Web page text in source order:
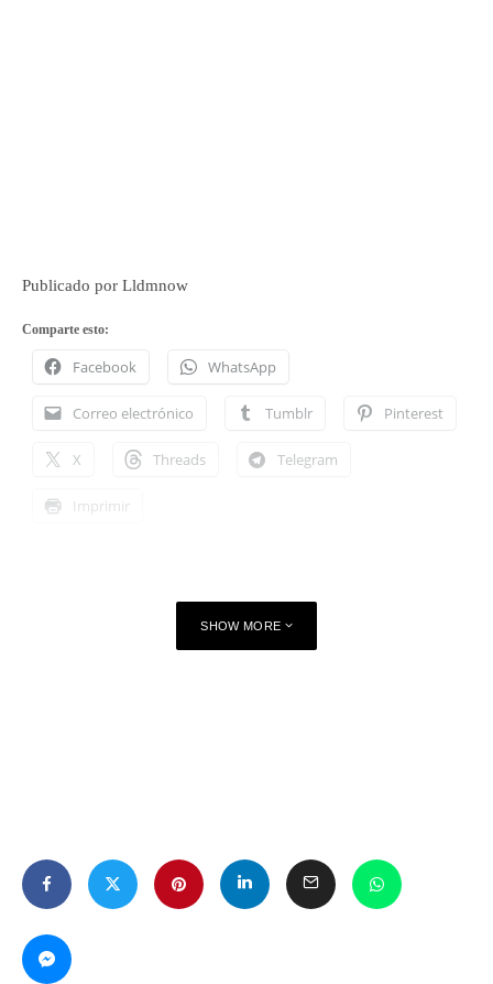
Publicado por Lldmnow
Comparte esto:
Facebook WhatsApp
Correo electrónico Tumblr Pinterest
X Threads Telegram
Imprimir
SHOW MORE